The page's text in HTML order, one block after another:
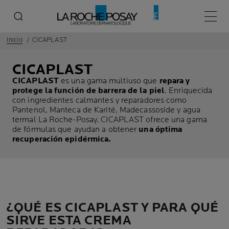
Menú
Inicio CICAPLAST
CICAPLAST
CICAPLAST es una gama multiuso que repara y
protege la función de barrera de la piel. Enriquecida
con ingredientes calmantes y reparadores como
Pantenol, Manteca de Karité, Madecassoside y agua
termal La Roche-Posay. CICAPLAST ofrece una gama
de fórmulas que ayudan a obtener una óptima
recuperación epidérmica.
¿QUÉ ES CICAPLAST Y PARA QUÉ
SIRVE ESTA CREMA